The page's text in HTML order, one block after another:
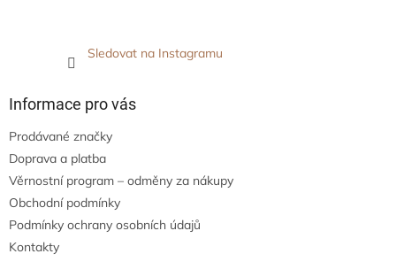
Sledovat na Instagramu
Informace pro vás
Prodávané značky
Doprava a platba
Věrnostní program – odměny za nákupy
Obchodní podmínky
Podmínky ochrany osobních údajů
Kontakty